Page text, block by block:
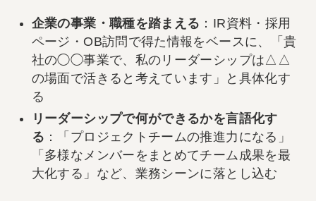
企業の事業・職種を踏まえる ：IR資料・採用
ページ・OB訪問で得た情報をベースに、「貴
社の◯◯事業で、私のリーダーシップは△△
の場面で活きると考えています」と具体化す
る
リーダーシップで何ができるかを言語化す
る ：「プロジェクトチームの推進力になる」
「多様なメンバーをまとめてチーム成果を最
大化する」など、業務シーンに落とし込む